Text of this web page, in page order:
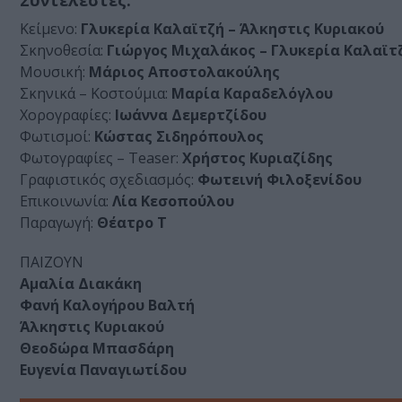
Κείμενο: Γλυκερία Καλαϊτζή – Άλκηστις Κυριακού
Σκηνοθεσία: Γιώργος Μιχαλάκος – Γλυκερία
Μουσική: Μάριος Αποστολακούλης
Σκηνικά – Κοστούμια: Μαρία Καραδελόγλου
Χορογραφίες: Ιωάννα Δεμερτζίδου
Φωτισμοί: Κώστας Σιδηρόπουλος
Φωτογραφίες – Teaser: Χρήστος Κυριαζίδης
Γραφιστικός σχεδιασμός: Φωτεινή Φιλοξενίδου
Επικοινωνία: Λία Κεσοπούλου
Παραγωγή: Θέατρο Τ
ΠΑΙΖΟΥΝ
Αμαλία Διακάκη
Φανή Καλογήρου Βαλτή
Άλκηστις Κυριακού
Θεοδώρα Μπασδάρη
Ευγενία Παναγιωτίδου